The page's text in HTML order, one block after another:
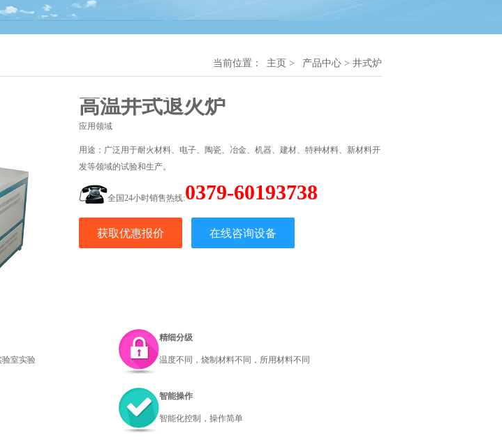
当前位置： 主页 > 产品中心 > 井式炉
高温井式退火炉
应用领域
用途：广泛用于耐火材料、电子、陶瓷、冶金、机器、建材、特种材料、新材料开
发等领域的试验和生产。
全国24小时销售热线:0379-60193738
获取优惠报价 在线咨询设备
验室实验
精细分级
温度不同，烧制材料不同，所用材料不同
智能操作
智能化控制，操作简单